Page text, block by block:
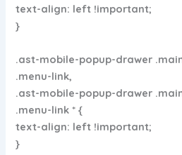
text-align: left !important;
}
.ast-mobile-popup-drawer
.menu-link,
.ast-mobile-popup-drawer
.menu-link * {
text-align: left !important;
}